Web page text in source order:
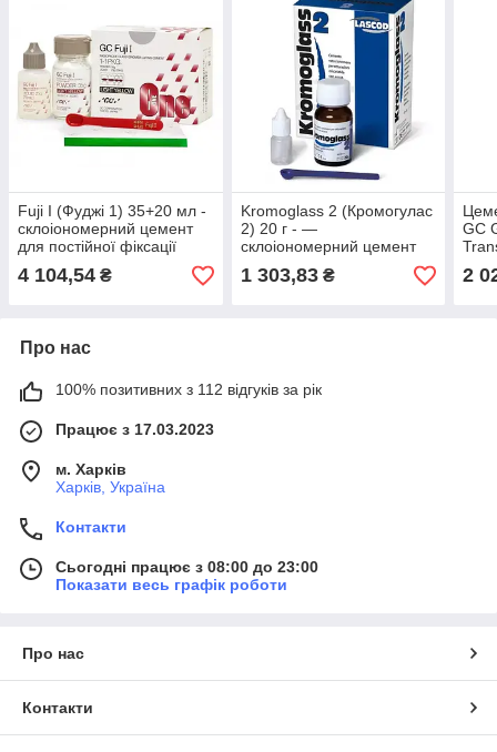
Fuji I (Фуджі 1) 35+20 мл -
склоіономерний цемент
для постійної фіксації
4 104,54 ₴
Kromoglass 2 (Кромогулас
2) 20 г - —
склоіономерний цемент
для пломбування
1 303,83₴
GC
2
Про нас
100% позитивних з 112 відгуків за рік
Працює з 17.03.2023
м. Харків
Харків, Україна
Контакти
Сьогодні працює з 08:00 до 23:00
Показати весь графік роботи
Про нас
Контакти